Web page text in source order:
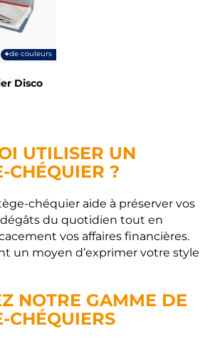
+de couleurs
Disco
UTILISER UN
CHÉQUIER ?
chéquier aide à préserver vos
du quotidien tout en
vos affaires financières.
un moyen d’exprimer votre style
NOTRE GAMME DE
CHÉQUIERS